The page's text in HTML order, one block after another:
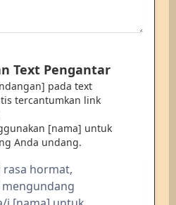
Text Pengantar
pada text
tercantumkan link
[nama] untuk
Anda undang.